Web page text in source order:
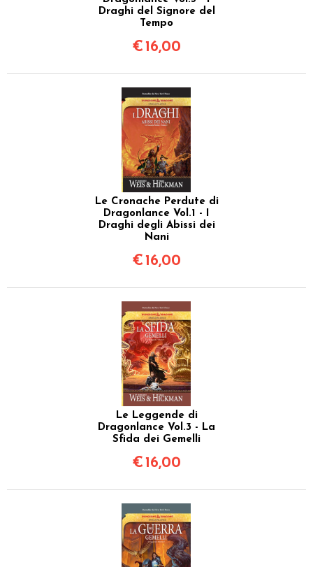
Draghi del Signore del
Tempo
€ 16,00
Le Cronache Perdute di
Dragonlance Vol.1 - I
Draghi degli Abissi dei
Nani
€ 16,00
Le Leggende di
Dragonlance Vol.3 - La
Sfida dei Gemelli
€ 16,00